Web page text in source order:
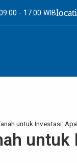
- 17.00 WIB
untuk Investasi:
untuk